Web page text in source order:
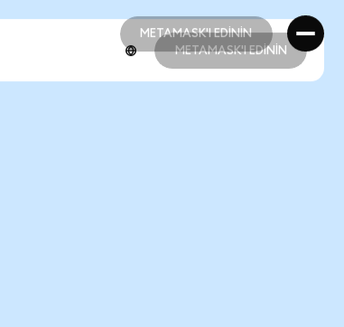
METAMASK'I EDİNİN
METAMASK'I EDİNİN
METAMASK'I EDİNİN